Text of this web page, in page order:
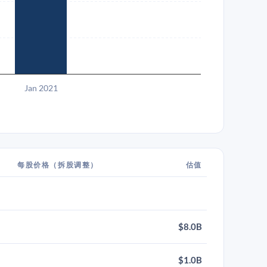
Jan 2021
每股价格（拆股调整） 估值
$8.0B
$1.0B